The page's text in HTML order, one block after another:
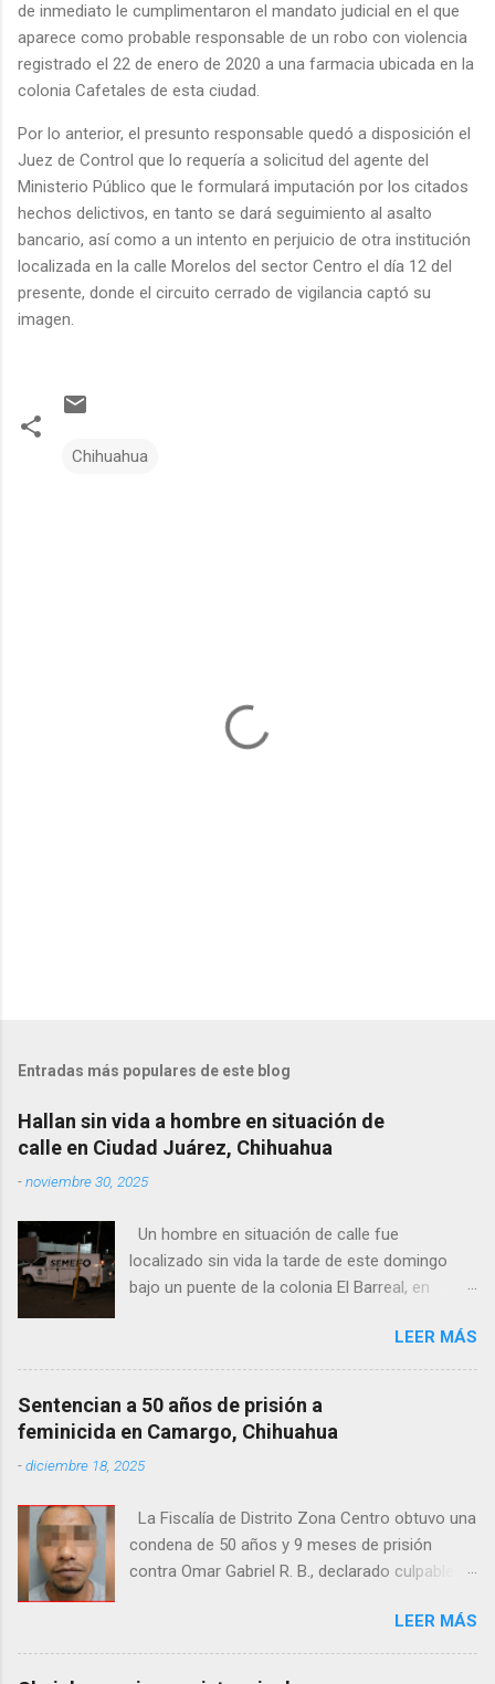
de inmediato le cumplimentaron el mandato judicial en el que
aparece como probable responsable de un robo con violencia
registrado el 22 de enero de 2020 a una farmacia ubicada en la
colonia Cafetales de esta ciudad.
Por lo anterior, el presunto responsable quedó a disposición el
Juez de Control que lo requería a solicitud del agente del
Ministerio Público que le formulará imputación por los citados
hechos delictivos, en tanto se dará seguimiento al asalto
bancario, así como a un intento en perjuicio de otra institución
localizada en la calle Morelos del sector Centro el día 12 del
presente, donde el circuito cerrado de vigilancia captó su
imagen.
Chihuahua
Entradas más populares de este blog
Hallan sin vida a hombre en situación de
calle en Ciudad Juárez, Chihuahua
-noviembre 30, 2025
Un hombre en situación de calle fue
localizado sin vida la tarde de este domingo
bajo un puente de la colonia El Barreal, en
de las calles 20 de Noviembre y Ramón Corona,
donde vecinos reportaron la presencia del
cuerpo. Elementos ministeriales y peritos de la
Fiscalía Zona Norte confirmaron que el
fallecido no presentaba huellas de violencia.
Habitantes de la zona señalaron que el hombre
desconocen su identidad.
LEER MÁS
Sentencian a 50 años de prisión a
feminicida en Camargo, Chihuahua
-diciembre 18, 2025
La Fiscalía de Distrito Zona Centro obtuvo una
condena de 50 años y 9 meses de prisión
contra Omar Gabriel R. B., declarado culpable
ocurrido en julio de 2021 en Camargo. De
acuerdo con las investigaciones, el acusado,
junto con Ramón Porfirio V. P., raptó y
LEER MÁS